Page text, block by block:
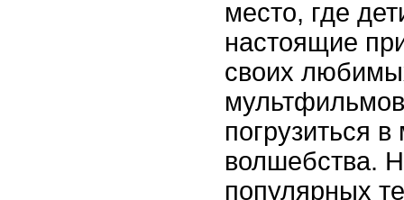
место, где
настоящие
своих
погрузиться
волшебства.
популярных